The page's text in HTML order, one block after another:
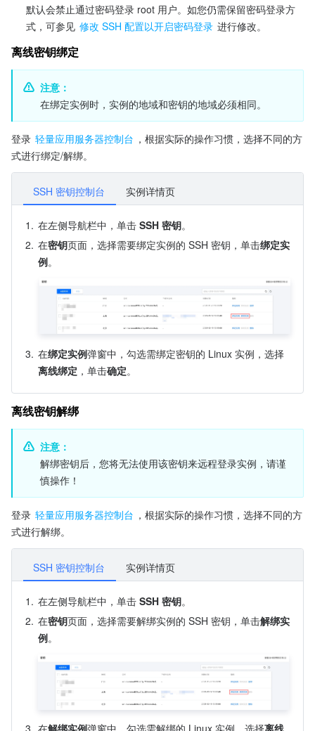
默认会禁止通过密码登录 root 用户。如您仍需保留密码登录方
式，可参见 修改 SSH 配置以开启密码登录 进行修改。
离线密钥绑定
注意：
在绑定实例时，实例的地域和密钥的地域必须相同。
登录 轻量应用服务器控制台 ，根据实际的操作习惯，选择不同的方
式进行绑定/解绑。
SSH 密钥控制台 实例详情页
1. 在左侧导航栏中，单击 SSH 密钥。
2. 在密钥页面，选择需要绑定实例的 SSH 密钥，单击绑定实
例。
3. 在绑定实例弹窗中，勾选需绑定密钥的 Linux 实例，选择
离线绑定 ，单击确定。
离线密钥解绑
注意：
解绑密钥后，您将无法使用该密钥来远程登录实例，请谨
慎操作！
登录 轻量应用服务器控制台 ，根据实际的操作习惯，选择不同的方
式进行解绑。
SSH 密钥控制台 实例详情页
1. 在左侧导航栏中，单击 SSH 密钥。
2. 在密钥页面，选择需要解绑实例的 SSH 密钥，单击解绑实
例。
3. 在解绑实例弹窗中，勾选需解绑的 Linux 实例，选择离线